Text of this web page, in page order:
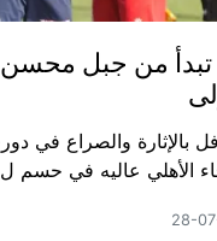
تبدأ من جبل
بالإثارة والصراع في
الأهلي عاليه في حسم
28-